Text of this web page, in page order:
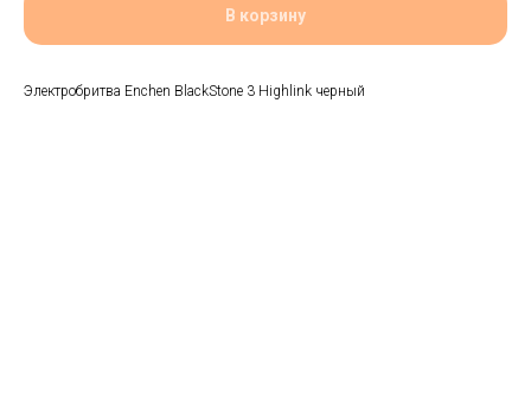
В корзину
Электробритва Enchen BlackStone 3 Highlink черный